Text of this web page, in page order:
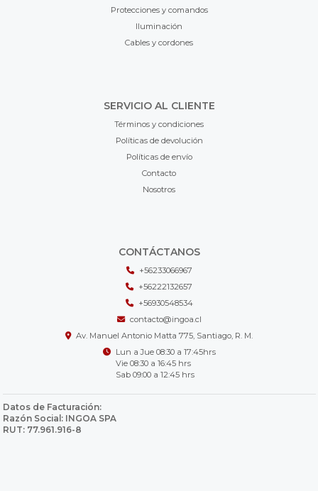
Protecciones y comandos
Iluminación
Cables y cordones
SERVICIO AL CLIENTE
Términos y condiciones
Políticas de devolución
Políticas de envío
Contacto
Nosotros
CONTÁCTANOS
+56233066967
+56222132657
+56930548534
contacto@ingoa.cl
Av. Manuel Antonio Matta 775, Santiago, R. M.
Lun a Jue 08:30 a 17:45hrs
Vie 08:30 a 16:45 hrs
Sab 09:00 a 12:45 hrs
Datos de Facturación:
Razón Social: INGOA SPA
RUT: 77.961.916-8